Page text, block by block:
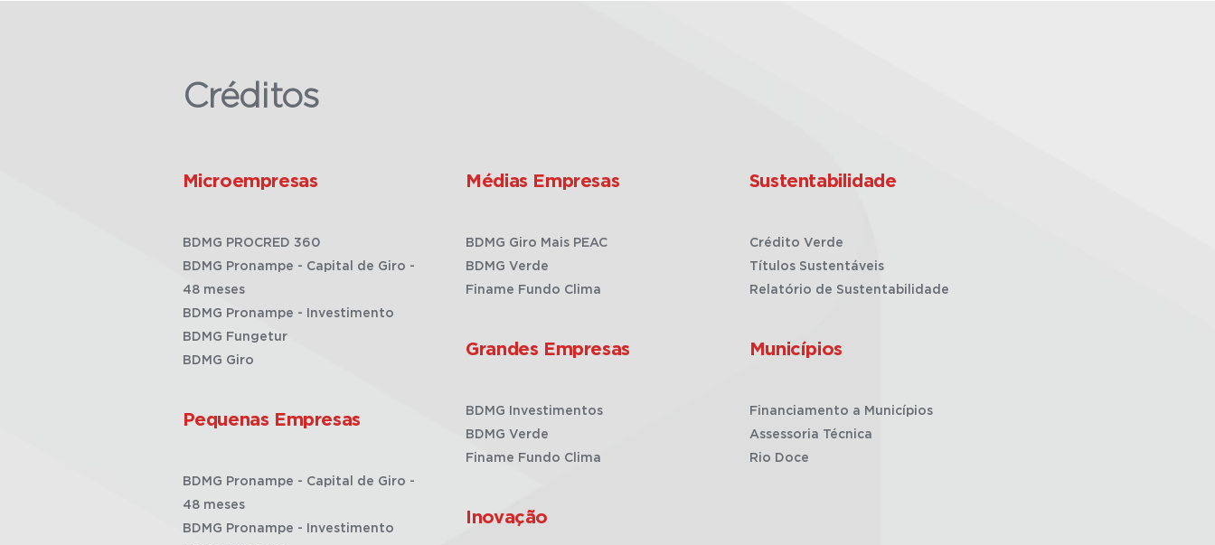
Créditos
Microempresas
BDMG PROCRED 360
BDMG Pronampe - Capital de Giro -
48 meses
BDMG Pronampe - Investimento
BDMG Fungetur
BDMG Giro
Pequenas Empresas
BDMG Pronampe - Capital de Giro -
48 meses
BDMG Pronampe - Investimento
Médias Empresas
BDMG Giro Mais PEAC
BDMG Verde
Finame Fundo Clima
Grandes Empresas
BDMG Investimentos
BDMG Verde
Finame Fundo Clima
Inovação
Sustentabilidade
Crédito Verde
Títulos Sustentáveis
Relatório de Sustentabilidade
Municípios
Financiamento a Municípios
Assessoria Técnica
Rio Doce